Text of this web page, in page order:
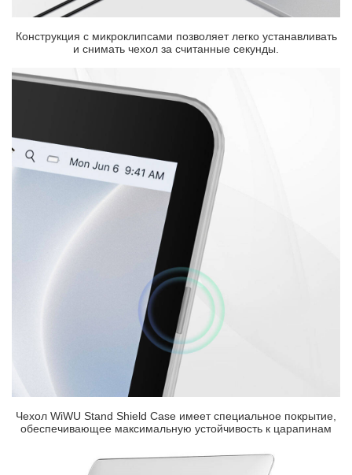
Конструкция с микроклипсами позволяет легко устанавливать
и снимать чехол за считанные секунды.
Чехол WiWU Stand Shield Case имеет специальное покрытие,
обеспечивающее максимальную устойчивость к царапинам